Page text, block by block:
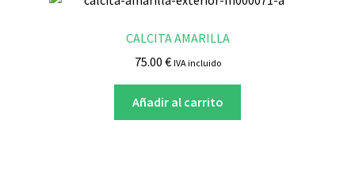
CALCITA AMARILLA
75.00 € IVA incluido
Añadir al carrito